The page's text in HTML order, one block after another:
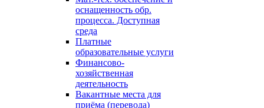
оснащенность обр.
процесса. Доступная
среда
Платные
образовательные услуги
Финансово-
хозяйственная
деятельность
Вакантные места для
приёма (перевода)